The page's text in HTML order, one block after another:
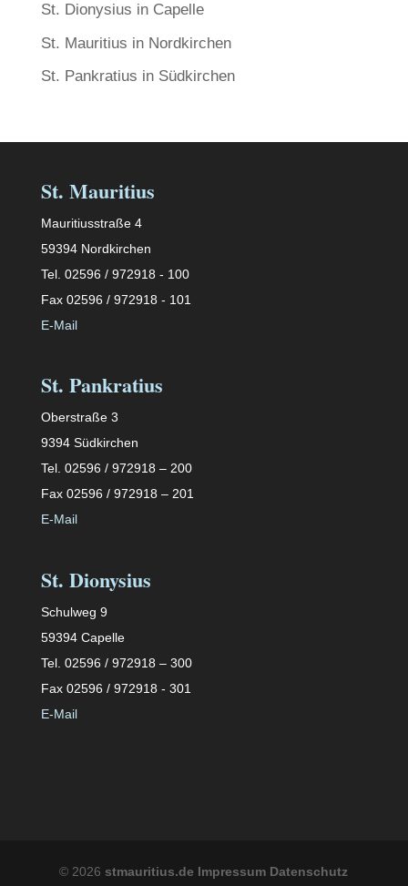
St. Dionysius in Capelle
St. Mauritius in Nordkirchen
St. Pankratius in Südkirchen
St. Mauritius
Mauritiusstraße 4
59394 Nordkirchen
Tel. 02596 / 972918 - 100
Fax 02596 / 972918 - 101
E-Mail
St. Pankratius
Oberstraße 3
9394 Südkirchen
Tel. 02596 / 972918 – 200
Fax 02596 / 972918 – 201
E-Mail
St. Dionysius
Schulweg 9
59394 Capelle
Tel. 02596 / 972918 – 300
Fax 02596 / 972918 - 301
E-Mail
© 2026 stmauritius.de Impressum Datenschutz